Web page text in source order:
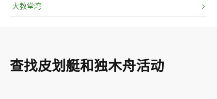
大教堂湾
查找皮划艇和独木舟活动